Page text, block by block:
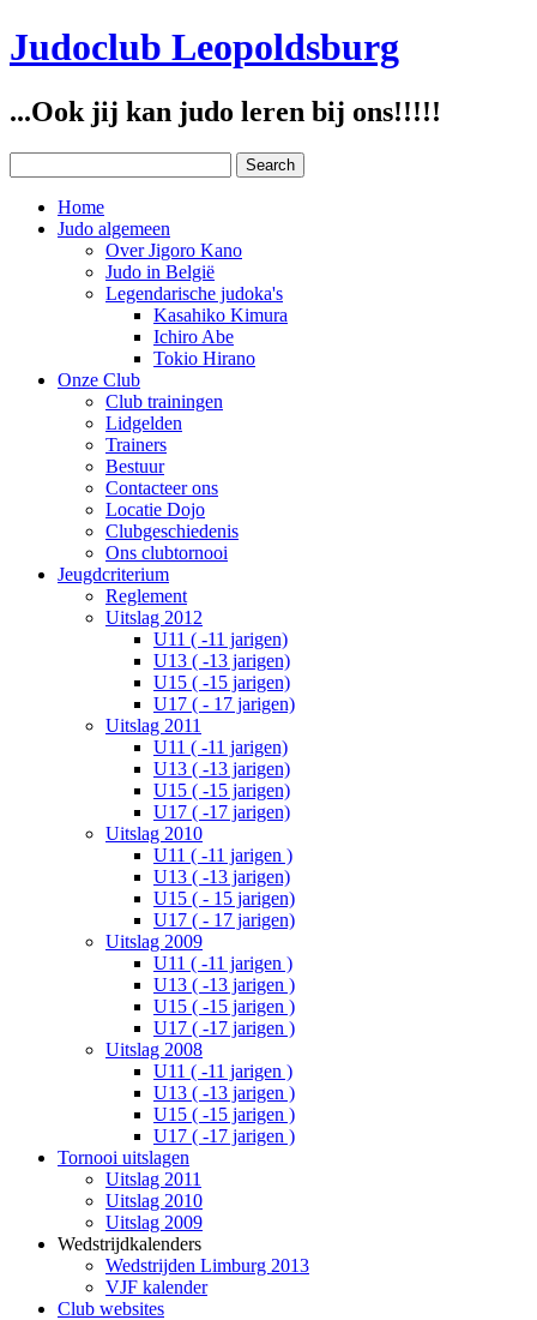
Judoclub Leopoldsburg
...Ook jij kan judo leren bij ons!!!!!
Home
Judo algemeen
Over Jigoro Kano
Judo in België
Legendarische judoka's
Kasahiko Kimura
Ichiro Abe
Tokio Hirano
Onze Club
Club trainingen
Lidgelden
Trainers
Bestuur
Contacteer ons
Locatie Dojo
Clubgeschiedenis
Ons clubtornooi
Jeugdcriterium
Reglement
Uitslag 2012
U11 ( -11 jarigen)
U13 ( -13 jarigen)
U15 ( -15 jarigen)
U17 ( - 17 jarigen)
Uitslag 2011
U11 ( -11 jarigen)
U13 ( -13 jarigen)
U15 ( -15 jarigen)
U17 ( -17 jarigen)
Uitslag 2010
U11 ( -11 jarigen )
U13 ( -13 jarigen)
U15 ( - 15 jarigen)
U17 ( - 17 jarigen)
Uitslag 2009
U11 ( -11 jarigen )
U13 ( -13 jarigen )
U15 ( -15 jarigen )
U17 ( -17 jarigen )
Uitslag 2008
U11 ( -11 jarigen )
U13 ( -13 jarigen )
U15 ( -15 jarigen )
U17 ( -17 jarigen )
Tornooi uitslagen
Uitslag 2011
Uitslag 2010
Uitslag 2009
Wedstrijdkalenders
Wedstrijden Limburg 2013
VJF kalender
Club websites